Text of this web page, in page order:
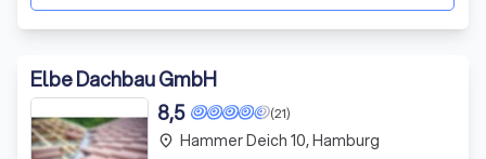
Elbe Dachbau GmbH
(21)
8,5
place Hammer Deich 10, Hamburg